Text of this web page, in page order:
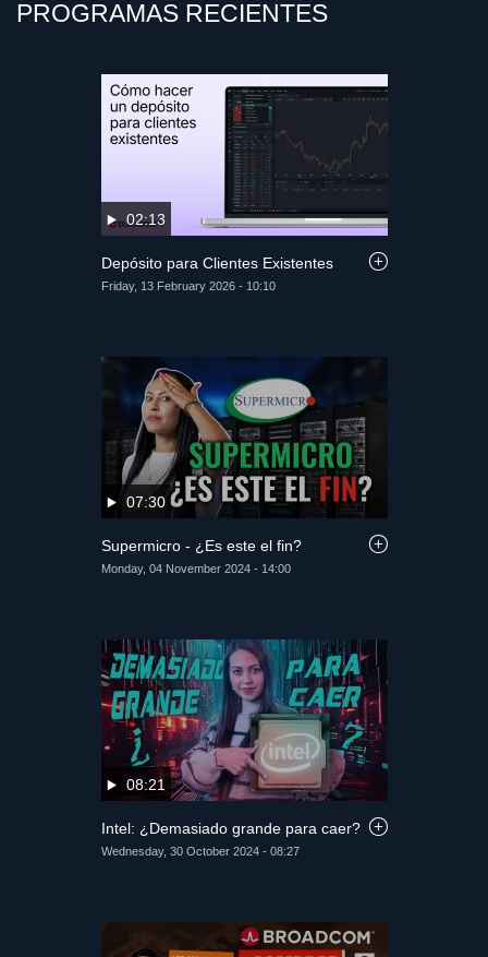
PROGRAMAS RECIENTES
02:13
Depósito para Clientes Existentes
Friday, 13 February 2026 - 10:10
07:30
Supermicro - ¿Es este el fin?
Monday, 04 November 2024 - 14:00
08:21
Intel: ¿Demasiado grande para caer?
Wednesday, 30 October 2024 - 08:27